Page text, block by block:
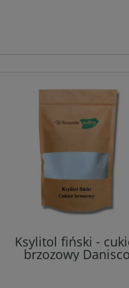
Ksylitol fiński -
brzozowy Danisco